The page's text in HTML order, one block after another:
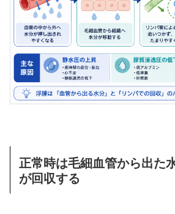
正常時は毛細血管から出た
が回収する